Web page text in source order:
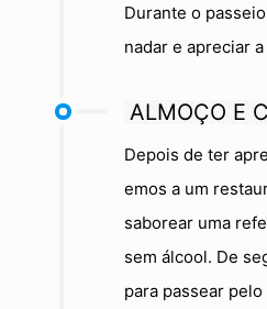
Durante o
nadar e apreciar
ALMOÇO E
Depois de ter
emos a um
saborear uma
sem álcool. De
para passear